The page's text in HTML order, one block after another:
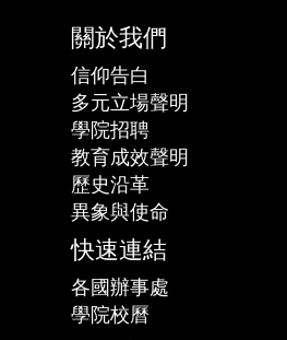
關於我們
信仰告白
多元立場聲明
學院招聘
教育成效聲明
歷史沿革
異象與使命
快速連結
各國辦事處
學院校曆